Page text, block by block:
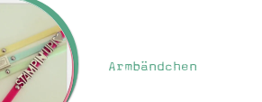
Armbändchen